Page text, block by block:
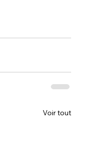
Voir tout